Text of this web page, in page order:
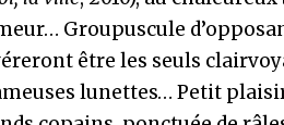
Groupuscule
être les seuls
lunettes… Petit